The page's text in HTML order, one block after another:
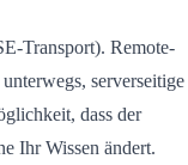
Transport). Remote-
serverseitige
dass der
Ihr Wissen ändert.